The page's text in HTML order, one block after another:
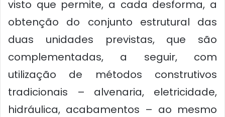
visto que permite, a cada desforma, a
obtenção do conjunto estrutural das
duas unidades previstas, que são
complementadas, a seguir, com
utilização de métodos construtivos
tradicionais – alvenaria, eletricidade,
hidráulica, acabamentos – ao mesmo